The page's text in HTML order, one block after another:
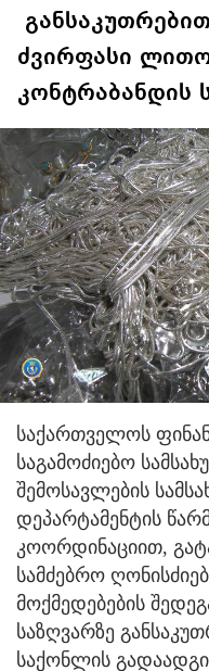
ძვირფასი
კონტრაბანდის
საქართველოს
საგამოძიებო
შემოსავლების
დეპარტამენტის
კოორდინაციით,
სამძებრო
მოქმედებების
საზღვარზე
საქონლის